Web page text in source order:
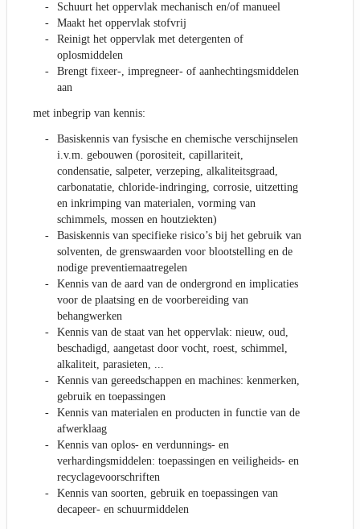
Schuurt het oppervlak mechanisch en/of manueel
Maakt het oppervlak stofvrij
Reinigt het oppervlak met detergenten of
oplosmiddelen
Brengt fixeer-, impregneer- of aanhechtingsmiddelen
aan
met inbegrip van kennis:
Basiskennis van fysische en chemische verschijnselen
i.v.m. gebouwen (porositeit, capillariteit,
condensatie, salpeter, verzeping, alkaliteitsgraad,
carbonatatie, chloride-indringing, corrosie, uitzetting
en inkrimping van materialen, vorming van
schimmels, mossen en houtziekten)
Basiskennis van specifieke risico’s bij het gebruik van
solventen, de grenswaarden voor blootstelling en de
nodige preventiemaatregelen
Kennis van de aard van de ondergrond en implicaties
voor de plaatsing en de voorbereiding van
behangwerken
Kennis van de staat van het oppervlak: nieuw, oud,
beschadigd, aangetast door vocht, roest, schimmel,
alkaliteit, parasieten, ...
Kennis van gereedschappen en machines: kenmerken,
gebruik en toepassingen
Kennis van materialen en producten in functie van de
afwerklaag
Kennis van oplos- en verdunnings- en
verhardingsmiddelen: toepassingen en veiligheids- en
recyclagevoorschriften
Kennis van soorten, gebruik en toepassingen van
decapeer- en schuurmiddelen